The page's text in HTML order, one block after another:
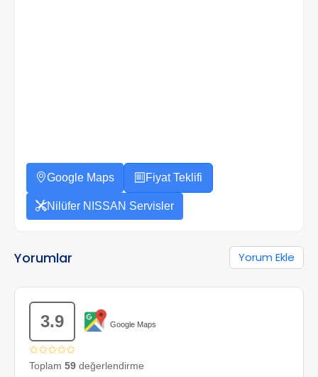
Google Maps Fiyat Teklifi
Nilüfer NISSAN Servisler
Yorumlar Yorum Ekle
3.9 Google Maps
✩✩✩✩✩
Toplam 59 değerlendirme